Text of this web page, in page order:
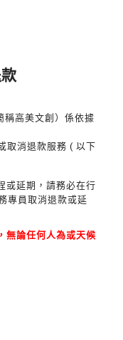
稱高美文創）係依據
取消退款服務 ( 以下
或延期，請務必在行
專員取消退款或延
無論任何人為或天候